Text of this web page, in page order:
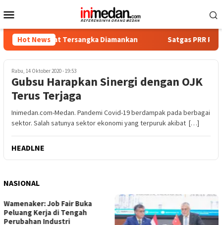
ke
Mobile
Hot News
Empat Tersangka Diamankan Satgas PRR Pacu
Rabu, 14 Oktober 2020 - 19:53
Gubsu Harapkan Sinergi dengan OJK
Terus Terjaga
Inimedan.com-Medan. Pandemi Covid-19 berdampak pada berbagai
sektor. Salah satunya sektor ekonomi yang terpuruk akibat […]
HEADLNE
NASIONAL